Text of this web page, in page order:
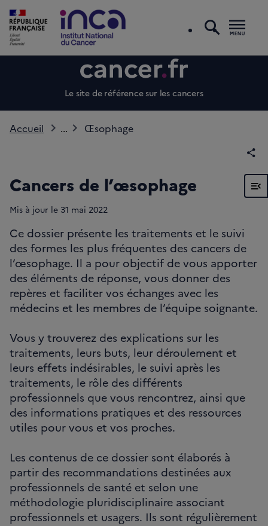
Le site de référence sur les cancers
Accueil ... Œsophage
Cancers de l’œsophage Voir
Mis à jour le 31 mai 2022
Ce dossier présente les traitements et le suivi
des formes les plus fréquentes des cancers de
l’œsophage. Il a pour objectif de vous apporter
des éléments de réponse, vous donner des
repères et faciliter vos échanges avec les
médecins et les membres de l’équipe soignante.
Vous y trouverez des explications sur les
traitements, leurs buts, leur déroulement et
leurs effets indésirables, le suivi après les
traitements, le rôle des différents
professionnels que vous rencontrez, ainsi que
des informations pratiques et des ressources
utiles pour vous et vos proches.
Les contenus de ce dossier sont élaborés à
partir des recommandations destinées aux
professionnels de santé et selon une
méthodologie pluridisciplinaire associant
professionnels et usagers. Ils sont régulièrement